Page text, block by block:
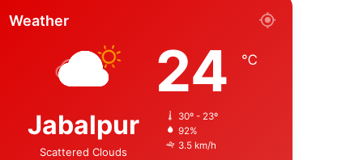
Weather
Jabalpur
Scattered Clouds
24 ℃
30º - 23º
92%
3.5 km/h